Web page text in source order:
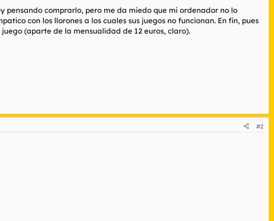
pensando comprarlo, pero me da miedo que mi ordenador no lo
con los llorones a los cuales sus juegos no funcionan. En fin, pues
(aparte de la mensualidad de 12 euros, claro).
#2